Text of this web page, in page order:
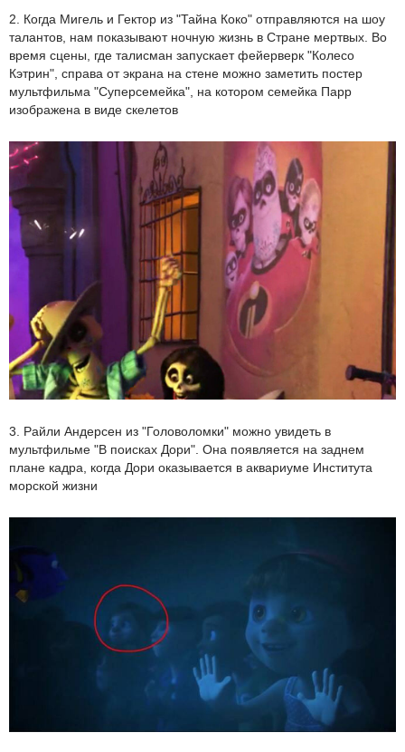
2. Когда Мигель и Гектор из "Тайна Коко" отправляются на шоу
талантов, нам показывают ночную жизнь в Стране мертвых. Во
время сцены, где талисман запускает фейерверк "Колесо
Кэтрин", справа от экрана на стене можно заметить постер
мультфильма "Суперсемейка", на котором семейка Парр
изображена в виде скелетов
3. Райли Андерсен из "Головоломки" можно увидеть в
мультфильме "В поисках Дори". Она появляется на заднем
плане кадра, когда Дори оказывается в аквариуме Института
морской жизни